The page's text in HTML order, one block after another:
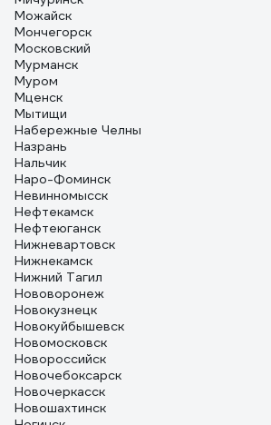
Можайск
Мончегорск
Московский
Мурманск
Муром
Мценск
Мытищи
Набережные Челны
Назрань
Нальчик
Наро-Фоминск
Невинномысск
Нефтекамск
Нефтеюганск
Нижневартовск
Нижнекамск
Нижний Тагил
Нововоронеж
Новокузнецк
Новокуйбышевск
Новомосковск
Новороссийск
Новочебоксарск
Новочеркасск
Новошахтинск